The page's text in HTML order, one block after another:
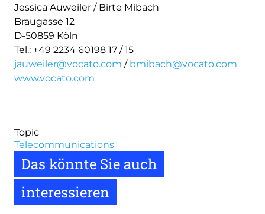
Jessica Auweiler / Birte Mibach
Braugasse 12
D-50859 Köln
Tel.: +49 2234 60198 17 / 15
jauweiler@vocato.com / bmibach@vocato.com
www.vocato.com
Topic
Telecommunications
Das könnte Sie auch
interessieren